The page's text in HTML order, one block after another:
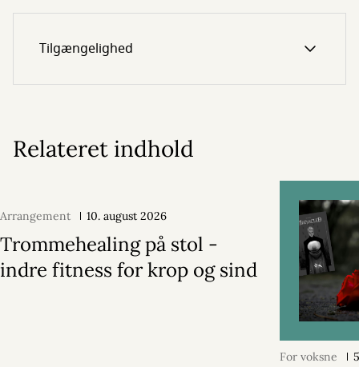
Tilgængelighed
Relateret indhold
Arrangement 10. august 2026
Trommehealing på stol -
indre fitness for krop og sind
For voksne